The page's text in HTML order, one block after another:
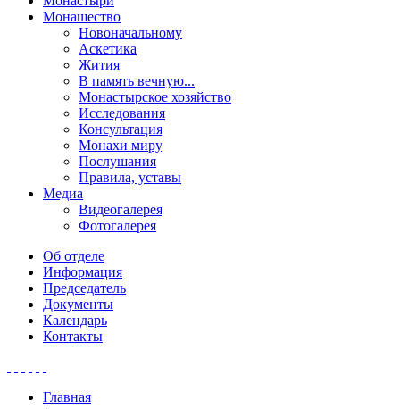
Монашество
Новоначальному
Аскетика
Жития
В память вечную...
Монастырское хозяйство
Исследования
Консультация
Монахи миру
Послушания
Правила, уставы
Медиа
Видеогалерея
Фотогалерея
Об отделе
Информация
Председатель
Документы
Календарь
Контакты
Главная